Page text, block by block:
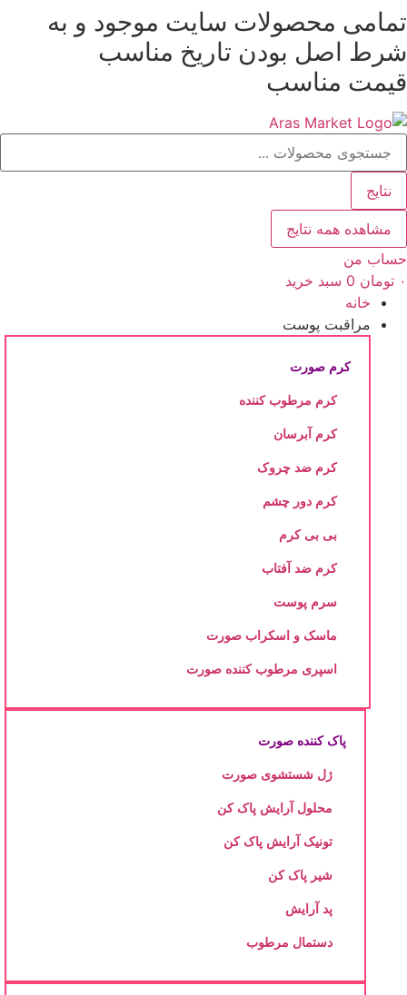
محصولات سایت موجود و به
اصل بودن تاریخ مناسب
مناسب
نتایج
مشاهده همه نتایج
من
تومان 0 سبد خرید
خانه
مراقبت پوست
کرم صورت
کرم مرطوب کننده
کرم آبرسان
کرم ضد چروک
کرم دور چشم
بی بی کرم
کرم ضد آفتاب
سرم پوست
ماسک و اسکراب صورت
اسپری مرطوب کننده صورت
پاک کننده صورت
ژل شستشوی صورت
محلول آرایش پاک کن
تونیک آرایش پاک کن
شیر پاک کن
پد آرایش
دستمال مرطوب